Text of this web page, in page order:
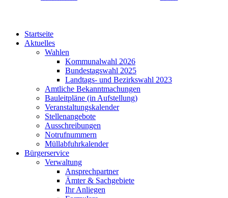
Startseite
Aktuelles
Wahlen
Kommunalwahl 2026
Bundestagswahl 2025
Landtags- und Bezirkswahl 2023
Amtliche Bekanntmachungen
Bauleitpläne (in Aufstellung)
Veranstaltungskalender
Stellenangebote
Ausschreibungen
Notrufnummern
Müllabfuhrkalender
Bürgerservice
Verwaltung
Ansprechpartner
Ämter & Sachgebiete
Ihr Anliegen